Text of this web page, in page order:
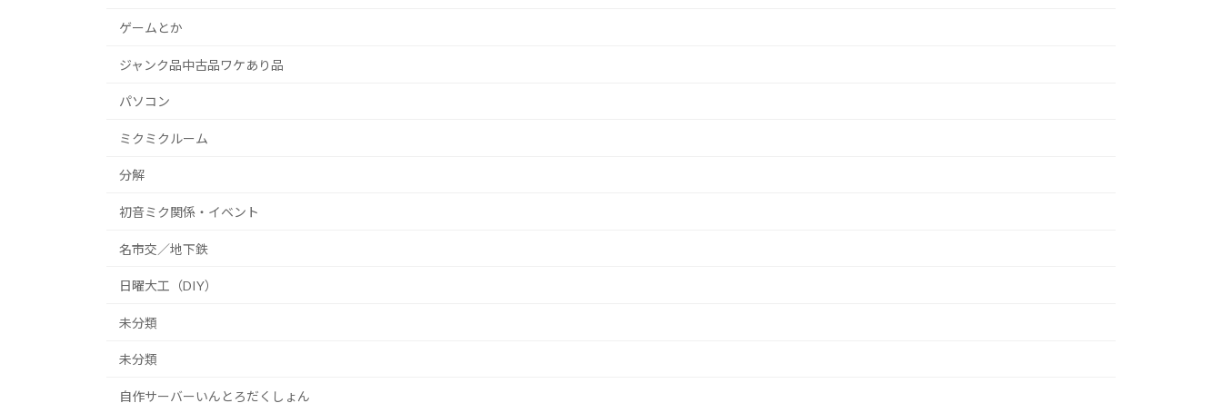
ゲームとか
ジャンク品中古品ワケあり品
パソコン
ミクミクルーム
分解
初音ミク関係・イベント
名市交／地下鉄
日曜大工（DIY）
未分類
未分類
自作サーバーいんとろだくしょん